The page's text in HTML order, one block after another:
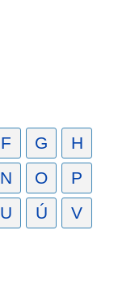
F G
H
N O
P
U Ú
V